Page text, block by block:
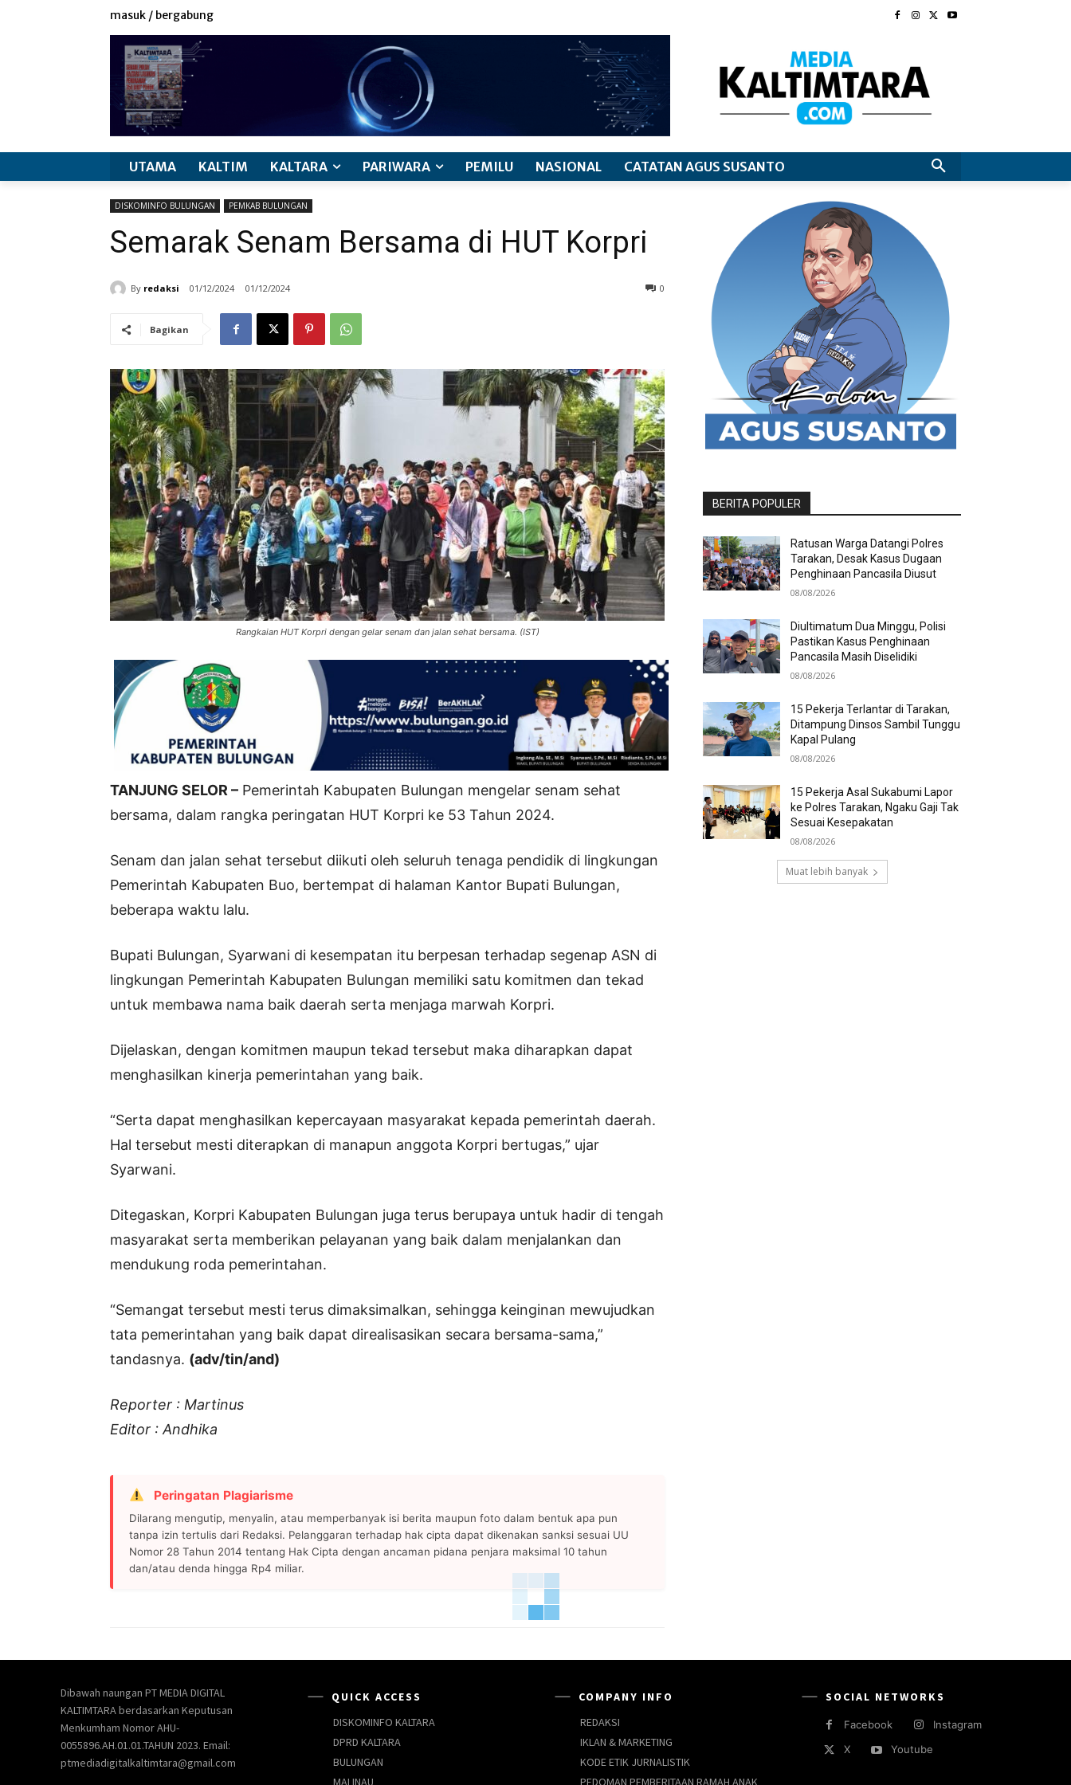
masuk / bergabung
UTAMA KALTIM KALTARA PARIWARA PEMILU NASIONAL CATATAN AGUS SUSANTO
DISKOMINFO BULUNGAN PEMKAB BULUNGAN
Semarak Senam Bersama di HUT Korpri
By redaksi 01/12/2024 01/12/2024 0
Bagikan
Rangkaian HUT Korpri dengan gelar senam dan jalan sehat bersama. (IST)
TANJUNG SELOR – Pemerintah Kabupaten Bulungan mengelar senam sehat
bersama, dalam rangka peringatan HUT Korpri ke 53 Tahun 2024.
Senam dan jalan sehat tersebut diikuti oleh seluruh tenaga pendidik di lingkungan
Pemerintah Kabupaten Buo, bertempat di halaman Kantor Bupati Bulungan,
beberapa waktu lalu.
Bupati Bulungan, Syarwani di kesempatan itu berpesan terhadap segenap ASN di
lingkungan Pemerintah Kabupaten Bulungan memiliki satu komitmen dan tekad
untuk membawa nama baik daerah serta menjaga marwah Korpri.
Dijelaskan, dengan komitmen maupun tekad tersebut maka diharapkan dapat
menghasilkan kinerja pemerintahan yang baik.
“Serta dapat menghasilkan kepercayaan masyarakat kepada pemerintah daerah.
Hal tersebut mesti diterapkan di manapun anggota Korpri bertugas,” ujar
Syarwani.
Ditegaskan, Korpri Kabupaten Bulungan juga terus berupaya untuk hadir di tengah
masyarakat serta memberikan pelayanan yang baik dalam menjalankan dan
mendukung roda pemerintahan.
“Semangat tersebut mesti terus dimaksimalkan, sehingga keinginan mewujudkan
tata pemerintahan yang baik dapat direalisasikan secara bersama-sama,”
tandasnya. (adv/tin/and)
Reporter : Martinus
Editor : Andhika
Peringatan Plagiarisme
Dilarang mengutip, menyalin, atau memperbanyak isi berita maupun foto dalam bentuk apa pun
tanpa izin tertulis dari Redaksi. Pelanggaran terhadap hak cipta dapat dikenakan sanksi sesuai UU
Nomor 28 Tahun 2014 tentang Hak Cipta dengan ancaman pidana penjara maksimal 10 tahun
dan/atau denda hingga Rp4 miliar.
BERITA POPULER
Ratusan Warga Datangi Polres
Tarakan, Desak Kasus Dugaan
Penghinaan Pancasila Diusut
08/08/2026
Diultimatum Dua Minggu, Polisi
Pastikan Kasus Penghinaan
Pancasila Masih Diselidiki
08/08/2026
15 Pekerja Terlantar di Tarakan,
Ditampung Dinsos Sambil Tunggu
Kapal Pulang
08/08/2026
15 Pekerja Asal Sukabumi Lapor
ke Polres Tarakan, Ngaku Gaji Tak
Sesuai Kesepakatan
08/08/2026
Muat lebih banyak
Dibawah naungan PT MEDIA DIGITAL
KALTIMTARA berdasarkan Keputusan
Menkumham Nomor AHU-
0055896.AH.01.01.TAHUN 2023. Email:
ptmediadigitalkaltimtara@gmail.com
QUICK ACCESS
DISKOMINFO KALTARA
DPRD KALTARA
BULUNGAN
MALINAU
COMPANY INFO
REDAKSI
IKLAN & MARKETING
KODE ETIK JURNALISTIK
PEDOMAN PEMBERITAAN RAMAH ANAK
SOCIAL NETWORKS
Facebook
Instagram
X
Youtube